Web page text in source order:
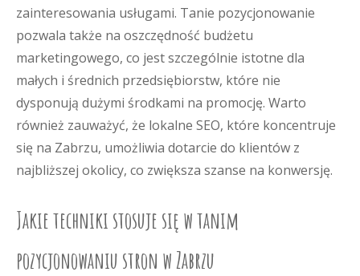
zainteresowania usługami. Tanie pozycjonowanie
pozwala także na oszczędność budżetu
marketingowego, co jest szczególnie istotne dla
małych i średnich przedsiębiorstw, które nie
dysponują dużymi środkami na promocję. Warto
również zauważyć, że lokalne SEO, które koncentruje
się na Zabrzu, umożliwia dotarcie do klientów z
najbliższej okolicy, co zwiększa szanse na konwersję.
Jakie techniki stosuje się w tanim
pozycjonowaniu stron w Zabrzu